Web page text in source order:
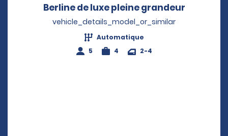
Berline de luxe pleine grandeur
vehicle_details_model_or_similar
Automatique
5
4 2-4